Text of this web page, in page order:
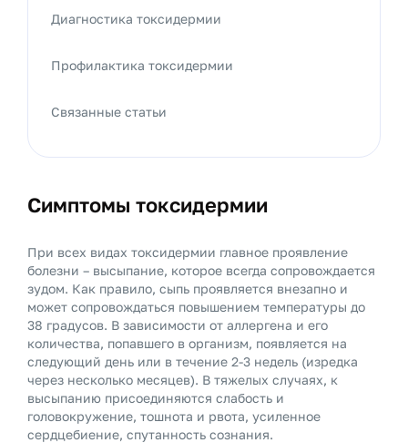
Симптомы токсидермии
При всех видах токсидермии главное проявление
болезни – высыпание, которое всегда сопровождается
зудом. Как правило, сыпь проявляется внезапно и
может сопровождаться повышением температуры до
38 градусов. В зависимости от аллергена и его
количества, попавшего в организм, появляется на
следующий день или в течение 2-3 недель (изредка
через несколько месяцев). В тяжелых случаях, к
высыпанию присоединяются слабость и
головокружение, тошнота и рвота, усиленное
сердцебиение, спутанность сознания.
Диагностика токсидермии
Профилактика токсидермии
Связанные статьи